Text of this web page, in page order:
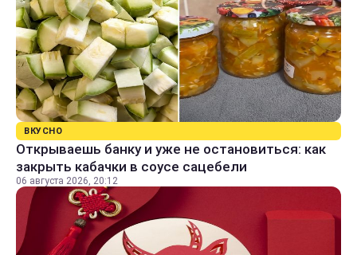
ВКУСНО
Открываешь банку и уже не остановиться: как
закрыть кабачки в соусе сацебели
06 августа 2026, 20:12